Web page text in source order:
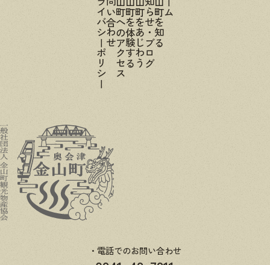
金山町を知る
お知らせ・ブログ
金山町をあじわう
金山町を体験する
金山町へのアクセス
お問い合わせ
プライバシーポリシー
電話でのお問い合わせ